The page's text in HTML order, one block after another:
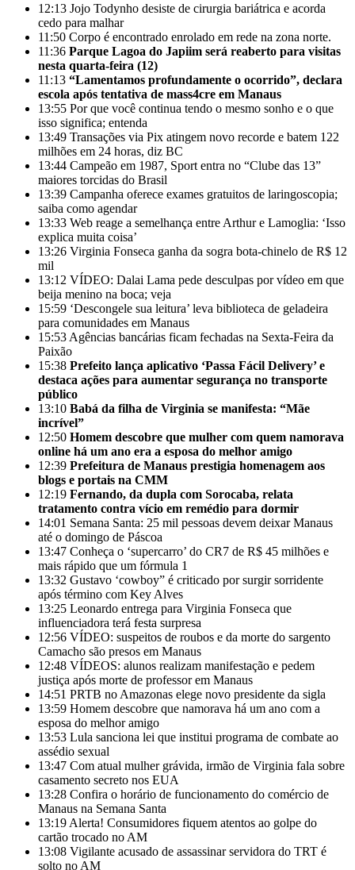
12:13 Jojo Todynho desiste de cirurgia bariátrica e acorda
cedo para malhar
11:50 Corpo é encontrado enrolado em rede na zona norte.
11:36 Parque Lagoa do Japiim será reaberto para visitas
nesta quarta-feira (12)
11:13 “Lamentamos profundamente o ocorrido”, declara
escola após tentativa de mass4cre em Manaus
13:55 Por que você continua tendo o mesmo sonho e o que
isso significa; entenda
13:49 Transações via Pix atingem novo recorde e batem 122
milhões em 24 horas, diz BC
13:44 Campeão em 1987, Sport entra no “Clube das 13”
maiores torcidas do Brasil
13:39 Campanha oferece exames gratuitos de laringoscopia;
saiba como agendar
13:33 Web reage a semelhança entre Arthur e Lamoglia: ‘Isso
explica muita coisa’
13:26 Virginia Fonseca ganha da sogra bota-chinelo de R$ 12
mil
13:12 VÍDEO: Dalai Lama pede desculpas por vídeo em que
beija menino na boca; veja
15:59 ‘Descongele sua leitura’ leva biblioteca de geladeira
para comunidades em Manaus
15:53 Agências bancárias ficam fechadas na Sexta-Feira da
Paixão
15:38 Prefeito lança aplicativo ‘Passa Fácil Delivery’ e
destaca ações para aumentar segurança no transporte
público
13:10 Babá da filha de Virginia se manifesta: “Mãe
incrível”
12:50 Homem descobre que mulher com quem namorava
online há um ano era a esposa do melhor amigo
12:39 Prefeitura de Manaus prestigia homenagem aos
blogs e portais na CMM
12:19 Fernando, da dupla com Sorocaba, relata
tratamento contra vício em remédio para dormir
14:01 Semana Santa: 25 mil pessoas devem deixar Manaus
até o domingo de Páscoa
13:47 Conheça o ‘supercarro’ do CR7 de R$ 45 milhões e
mais rápido que um fórmula 1
13:32 Gustavo ‘cowboy” é criticado por surgir sorridente
após término com Key Alves
13:25 Leonardo entrega para Virginia Fonseca que
influenciadora terá festa surpresa
12:56 VÍDEO: suspeitos de roubos e da morte do sargento
Camacho são presos em Manaus
12:48 VÍDEOS: alunos realizam manifestação e pedem
justiça após morte de professor em Manaus
14:51 PRTB no Amazonas elege novo presidente da sigla
13:59 Homem descobre que namorava há um ano com a
esposa do melhor amigo
13:53 Lula sanciona lei que institui programa de combate ao
assédio sexual
13:47 Com atual mulher grávida, irmão de Virginia fala sobre
casamento secreto nos EUA
13:28 Confira o horário de funcionamento do comércio de
Manaus na Semana Santa
13:19 Alerta! Consumidores fiquem atentos ao golpe do
cartão trocado no AM
13:08 Vigilante acusado de assassinar servidora do TRT é
solto no AM